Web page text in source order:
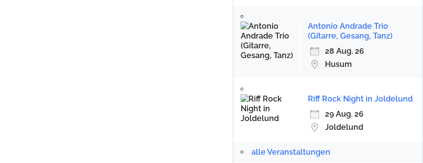
Antonio Andrade Trio
(Gitarre, Gesang, Tanz)
28 Aug. 26
Husum
Riff Rock Night in Joldelund
29 Aug. 26
Joldelund
alle Veranstaltungen